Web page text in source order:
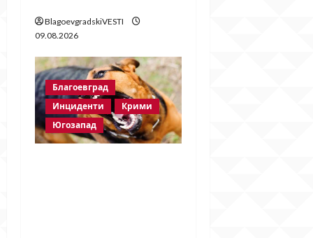
BlagoevgradskiVESTI
09.08.2026
Благоевград
Инциденти
Крими
Югозапад